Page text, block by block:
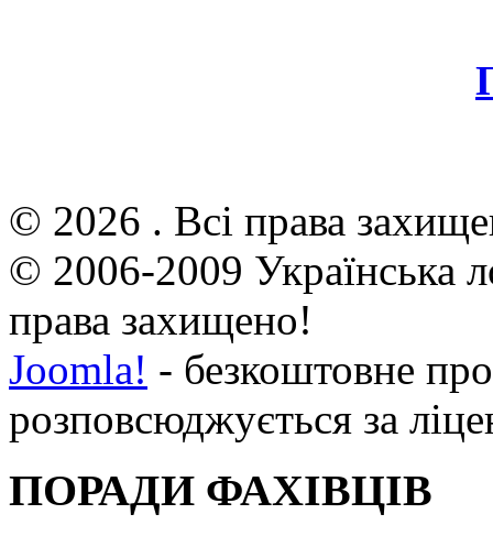
© 2026 . Всі права
© 2006-2009 Українська
права захищено!
Joomla! - безкоштовне
розповсюджується за
ПОРАДИ ФАХІВЦІВ